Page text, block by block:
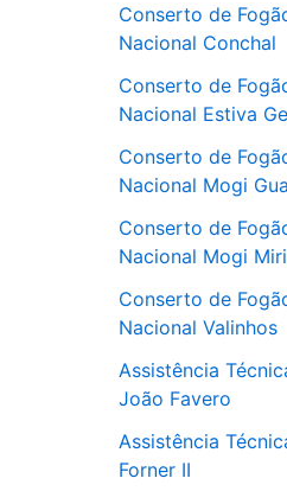
Conserto de
Nacional Conchal
Conserto de
Nacional Estiva
Conserto de
Nacional Mogi
Conserto de
Nacional Mogi
Conserto de
Nacional Valinhos
Assistência
João Favero
Assistência
Forner II